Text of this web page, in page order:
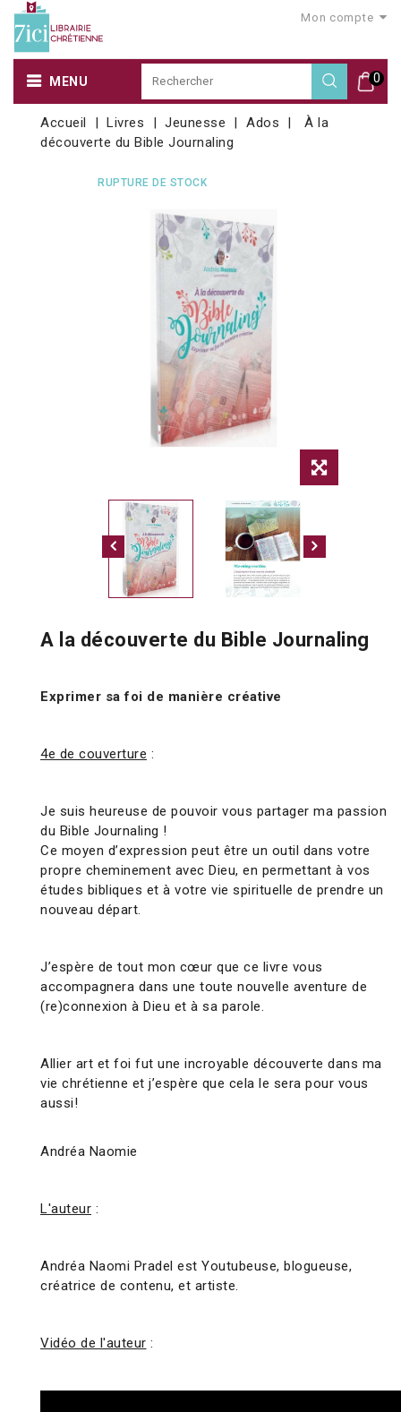
Mon compte
0
MENU
Accueil Livres Jeunesse Ados
À la
découverte du Bible Journaling
RUPTURE DE STOCK
A la découverte du Bible Journaling
Exprimer sa foi de manière créative
4e de couverture :
Je suis heureuse de pouvoir vous partager ma passion
du Bible Journaling !
Ce moyen d’expression peut être un outil dans votre
propre cheminement avec Dieu, en permettant à vos
études bibliques et à votre vie spirituelle de prendre un
nouveau départ.
J’espère de tout mon cœur que ce livre vous
accompagnera dans une toute nouvelle aventure de
(re)connexion à Dieu et à sa parole.
Allier art et foi fut une incroyable découverte dans ma
vie chrétienne et j’espère que cela le sera pour vous
aussi!
Andréa Naomie
L'auteur :
Andréa Naomi Pradel est Youtubeuse, blogueuse,
créatrice de contenu, et artiste.
Vidéo de l'auteur :